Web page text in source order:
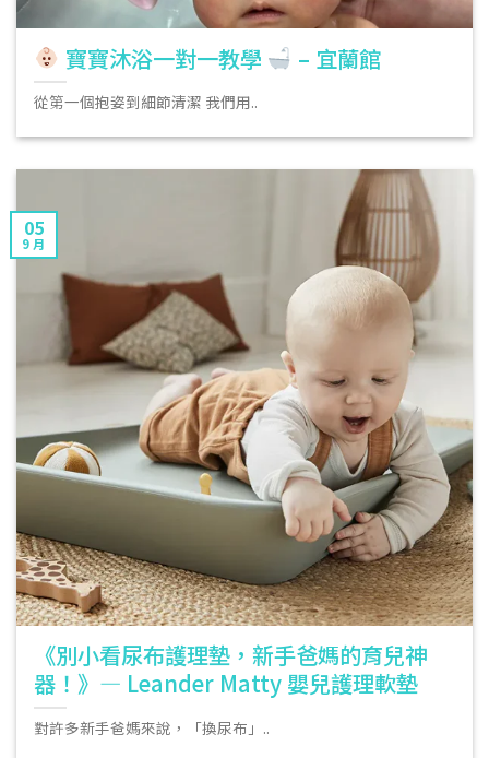
寶寶沐浴一對一教學 – 宜蘭館
從第一個抱姿到細節清潔 我們用..
《別小看尿布護理墊，新手爸媽的育兒神
器！》— Leander Matty 嬰兒護理軟墊
對許多新手爸媽來說，「換尿布」..
05
9 月